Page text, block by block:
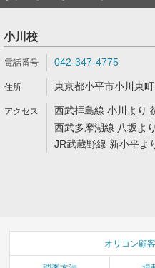
小川校
042-347-4775
東京都小平市小川東
西武拝島線 小川より
西武多摩湖線 八坂よ
JR武蔵野線 新小平よ
オリコン顧